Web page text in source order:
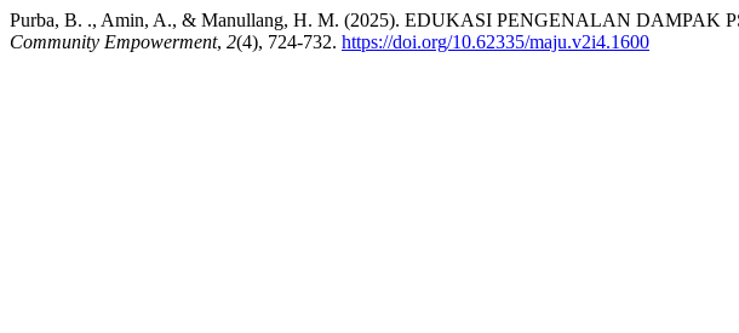
Purba, B. ., Amin, A., & Manullang, H. M. (2025). EDUKASI PENGENALAN
Community Empowerment, 2(4), 724-732. https://doi.org/10.62335/maju.v2i4.1600